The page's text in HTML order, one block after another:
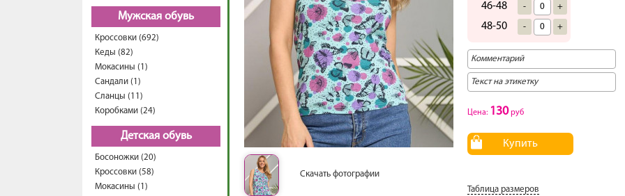
Мужская обувь
Кроссовки (692)
Кеды (82)
Мокасины (1)
Сандали (1)
Сланцы (11)
Коробками (24)
Детская обувь
Босоножки (20)
Кроссовки (58)
Мокасины (1)
Скачать фотографии
46-48 - +
48-50 - +
Цена: 130руб
Купить
Таблица размеров